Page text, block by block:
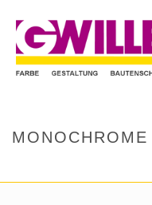
MONOCHROME